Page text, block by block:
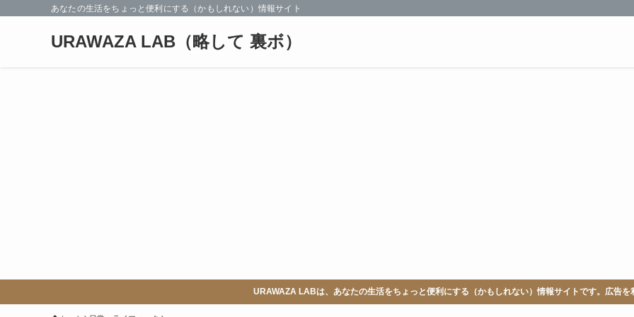
あなたの生活をちょっと便利にする（かもしれない）情報サイト
URAWAZA LAB（略して 裏ボ）
URAWAZA LABは、あなたの生活をちょっと便利にする（かもしれない）情報サイトです。広告を